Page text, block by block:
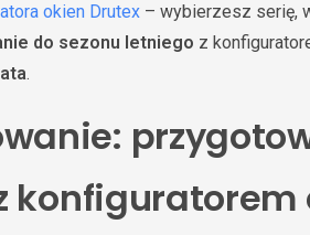
okien Drutex – wybierzesz serię,
do sezonu letniego z
.
konfiguratorem